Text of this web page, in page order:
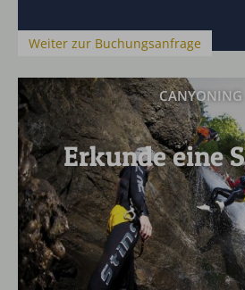
Weiter zur Buchungsanfrage
CANYONING
Erkunde eine